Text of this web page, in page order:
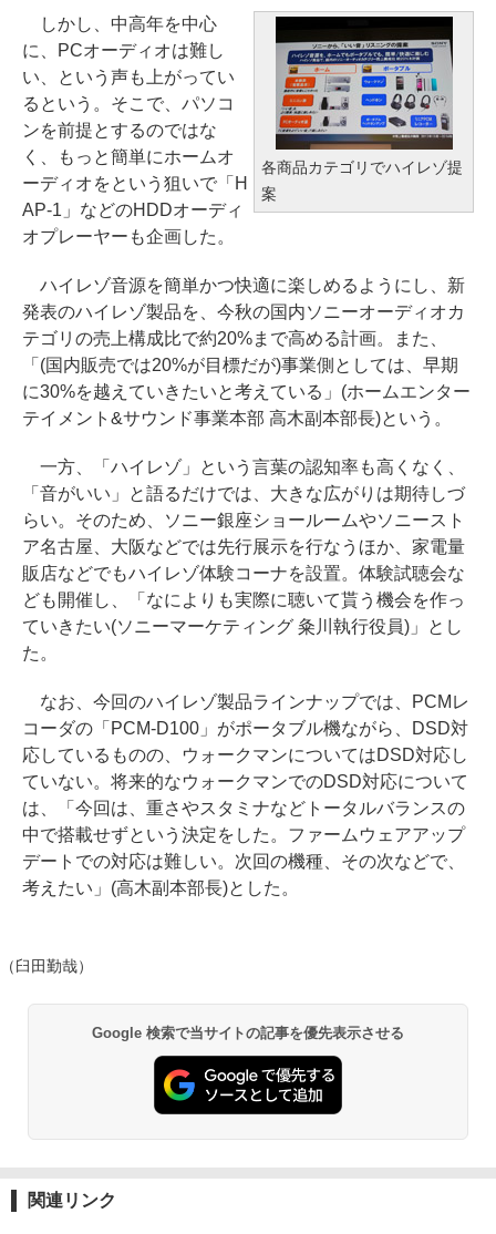
各商品カテゴリでハイレゾ提
案
しかし、中高年を中心
に、PCオーディオは難し
い、という声も上がってい
るという。そこで、パソコ
ンを前提とするのではな
く、もっと簡単にホームオ
ーディオをという狙いで「H
AP-1」などのHDDオーディ
オプレーヤーも企画した。
ハイレゾ音源を簡単かつ快適に楽しめるようにし、新
発表のハイレゾ製品を、今秋の国内ソニーオーディオカ
テゴリの売上構成比で約20%まで高める計画。また、
「(国内販売では20%が目標だが)事業側としては、早期
に30%を越えていきたいと考えている」(ホームエンター
テイメント&サウンド事業本部 高木副本部長)という。
一方、「ハイレゾ」という言葉の認知率も高くなく、
「音がいい」と語るだけでは、大きな広がりは期待しづ
らい。そのため、ソニー銀座ショールームやソニースト
ア名古屋、大阪などでは先行展示を行なうほか、家電量
販店などでもハイレゾ体験コーナを設置。体験試聴会な
ども開催し、「なによりも実際に聴いて貰う機会を作っ
ていきたい(ソニーマーケティング 粂川執行役員)」とし
た。
なお、今回のハイレゾ製品ラインナップでは、PCMレ
コーダの「PCM-D100」がポータブル機ながら、DSD対
応しているものの、ウォークマンについてはDSD対応し
ていない。将来的なウォークマンでのDSD対応について
は、「今回は、重さやスタミナなどトータルバランスの
中で搭載せずという決定をした。ファームウェアアップ
デートでの対応は難しい。次回の機種、その次などで、
考えたい」(高木副本部長)とした。
（臼田勤哉）
Google 検索で当サイトの記事を優先表示させる
関連リンク